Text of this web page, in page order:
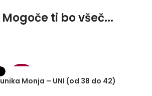
Mogoče ti bo všeč...
-20%Monja – UNI (od 38 do 42)